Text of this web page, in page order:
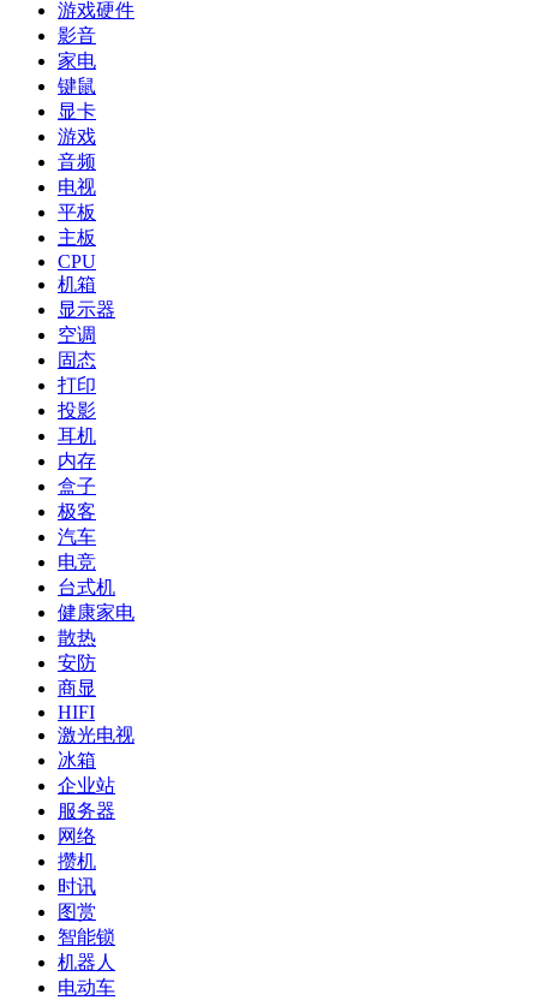
游戏硬件
影音
家电
键鼠
显卡
游戏
音频
电视
平板
主板
CPU
机箱
显示器
空调
固态
打印
投影
耳机
内存
盒子
极客
汽车
电竞
台式机
健康家电
散热
安防
商显
HIFI
激光电视
冰箱
企业站
服务器
网络
攒机
时讯
图赏
智能锁
机器人
电动车